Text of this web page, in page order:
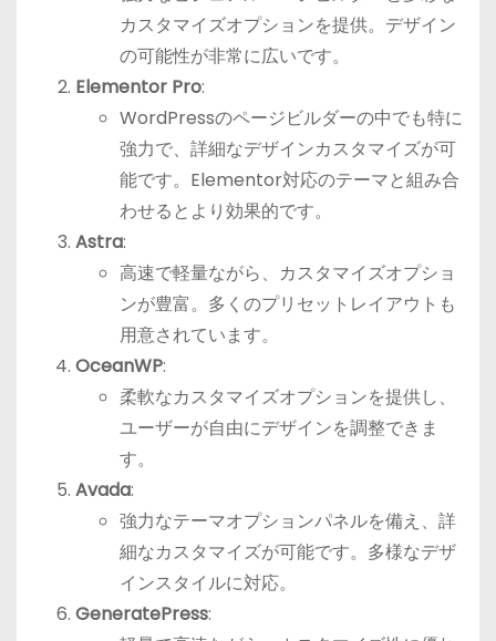
カスタマイズオプションを提供。デザイン
の可能性が非常に広いです。
Elementor Pro:
WordPressのページビルダーの中でも特に
強力で、詳細なデザインカスタマイズが可
能です。Elementor対応のテーマと組み合
わせるとより効果的です。
Astra:
高速で軽量ながら、カスタマイズオプショ
ンが豊富。多くのプリセットレイアウトも
用意されています。
OceanWP:
柔軟なカスタマイズオプションを提供し、
ユーザーが自由にデザインを調整できま
す。
Avada:
強力なテーマオプションパネルを備え、詳
細なカスタマイズが可能です。多様なデザ
インスタイルに対応。
GeneratePress: